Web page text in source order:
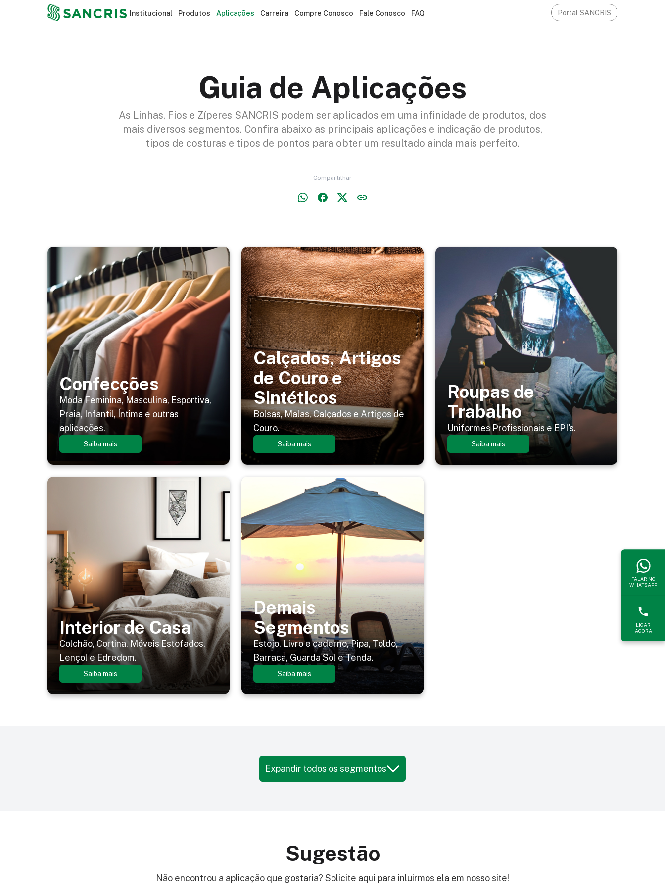
Institucional Produtos Aplicações Carreira Compre Conosco Fale Conosco FAQ Portal SANCRIS
Guia de Aplicações
As Linhas, Fios e Zíperes SANCRIS podem ser aplicados em uma infinidade de produtos, dos
mais diversos segmentos. Confira abaixo as principais aplicações e indicação de produtos,
tipos de costuras e tipos de pontos para obter um resultado ainda mais perfeito.
Compartilhar
Confecções
Moda Feminina, Masculina, Esportiva,
Praia, Infantil, Íntima e outras
aplicações.
Saiba mais
Calçados, Artigos
de Couro e
Sintéticos
Bolsas, Malas, Calçados e Artigos de
Couro.
Saiba mais
Roupas de
Trabalho
Uniformes Profissionais e EPI's.
Saiba mais
Interior de Casa
Colchão, Cortina, Móveis Estofados,
Lençol e Edredom.
Saiba mais
Demais
Segmentos
Estojo, Livro e caderno, Pipa, Toldo,
Barraca, Guarda Sol e Tenda.
Saiba mais
Expandir todos os segmentos
Blusa Masculina
Sugestão
Não encontrou a aplicação que gostaria? Solicite aqui para inluirmos ela em nosso site!
FALAR NO
WHATSAPP
LIGAR
AGORA